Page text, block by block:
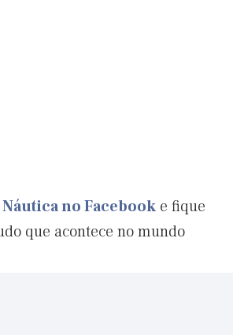
no Facebook e fique
que acontece no mundo